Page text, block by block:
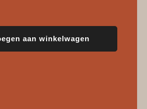
aan winkelwagen